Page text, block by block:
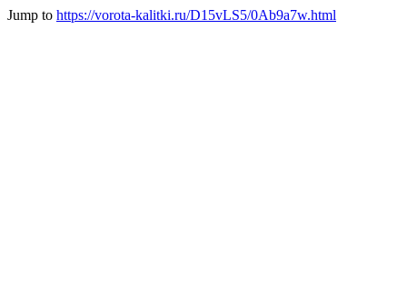
Jump to https://vorota-kalitki.ru/D15vLS5/0Ab9a7w.html